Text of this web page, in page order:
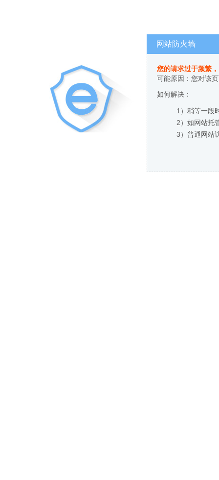
网站防火墙
您的请求过于频繁
可能原因：您对该
如何解决：
1）稍等一段
2）如网站托
3）普通网站